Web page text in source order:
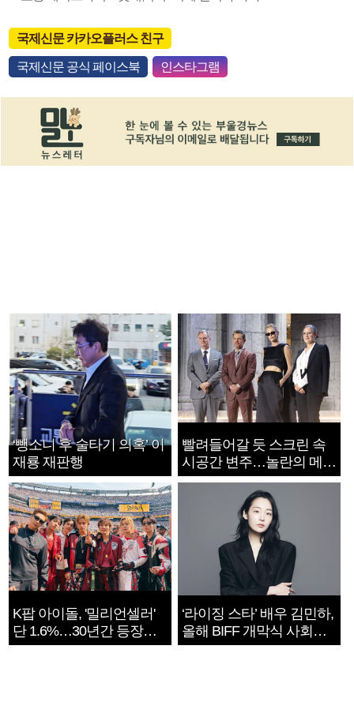
국제신문 카카오플러스 친구
국제신문 공식 페이스북 인스타그램
‘뺑소니 후 술타기 의혹’ 이
재룡 재판행
빨려들어갈 듯 스크린 속
시공간 변주…놀란의 메시
지는 ‘전쟁 속죄’
K팝 아이돌, '밀리언셀러'
단 1.6%…30년간 등장
1182개팀 전수조사
‘라이징 스타’ 배우 김민하,
올해 BIFF 개막식 사회자
확정